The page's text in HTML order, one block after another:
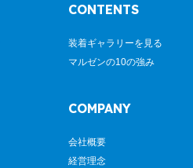
CONTENTS
装着ギャラリーを見る
マルゼンの10の強み
COMPANY
会社概要
経営理念